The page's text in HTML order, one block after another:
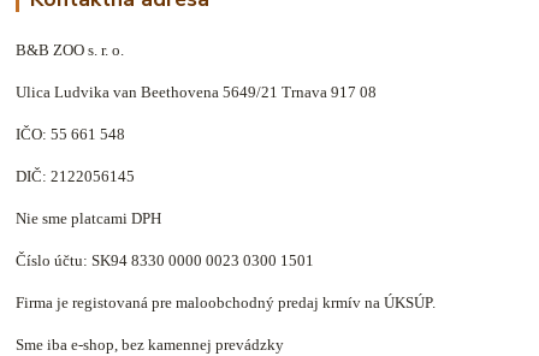
B&B ZOO s. r. o.
Ulica Ludvika van Beethovena 5649/21 Trnava 917 08
IČO: 55 661 548
DIČ: 2122056145
Nie sme platcami DPH
Číslo účtu: SK94 8330 0000 0023 0300 1501
Firma je registovaná pre maloobchodný predaj krmív na ÚKSÚP.
Sme iba e-shop, bez kamennej prevádzky